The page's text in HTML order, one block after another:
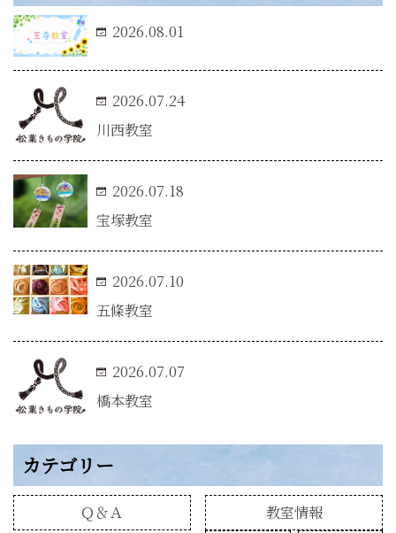
2026.08.01
川西教室
2026.07.24
宝塚教室
2026.07.18
五條教室
2026.07.10
橋本教室
2026.07.07
カテゴリー
Ｑ＆Ａ
教室情報